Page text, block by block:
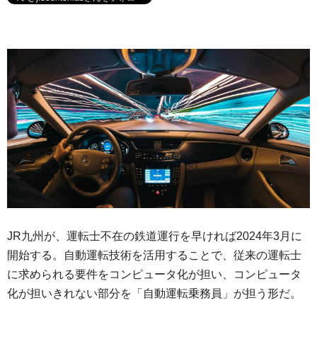
JR九州が、運転士不在の鉄道運行を早ければ2024年3月に
開始する。自動運転技術を活用することで、従来の運転士
に求められる要件をコンピュータ化が担い、コンピュータ
化が担いきれない部分を「自動運転乗務員」が担う形だ。